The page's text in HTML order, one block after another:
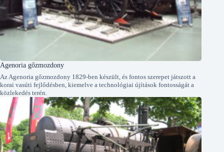
Agenoria gőzmozdony
Az Agenoria gőzmozdony 1829-ben készült, és fontos szerepet játszott a
korai vasúti fejlődésben, kiemelve a technológiai újítások fontosságát a
közlekedés terén.